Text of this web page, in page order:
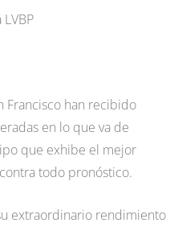
Francisco han recibido
en lo que va de
que exhibe el mejor
todo pronóstico.
extraordinario rendimiento